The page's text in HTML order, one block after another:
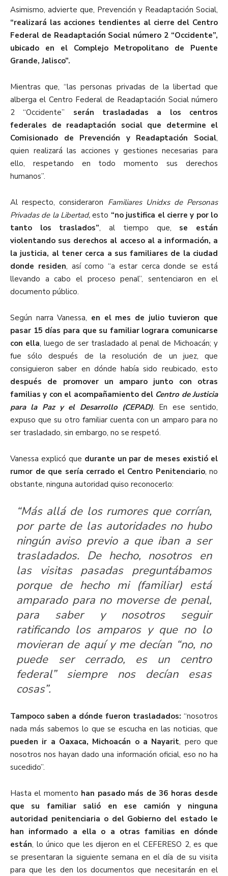
Asimismo, advierte que, Prevención y Readaptación Social,
“realizará las acciones tendientes al cierre del Centro
Federal de Readaptación Social número 2 “Occidente”,
ubicado en el Complejo Metropolitano de Puente
Grande, Jalisco”.
Mientras que, “las personas privadas de la libertad que
alberga el Centro Federal de Readaptación Social número
2 “Occidente” serán trasladadas a los centros
federales de readaptación social que determine el
Comisionado de Prevención y Readaptación Social,
quien realizará las acciones y gestiones necesarias para
ello, respetando en todo momento sus derechos
humanos”.
Al respecto, consideraron Familiares Unidxs de Personas
Privadas de la Libertad,esto “no justifica el cierre y por lo
tanto los traslados”, al tiempo que, se están
violentando sus derechos al acceso al a información, a
la justicia, al tener cerca a sus familiares de la ciudad
donde residen, así como “a estar cerca donde se está
llevando a cabo el proceso penal”, sentenciaron en el
documento público.
Según narra Vanessa, en el mes de julio tuvieron que
pasar 15 días para que su familiar lograra comunicarse
con ella, luego de ser trasladado al penal de Michoacán; y
fue sólo después de la resolución de un juez, que
consiguieron saber en dónde había sido reubicado, esto
después de promover un amparo junto con otras
familias y con el acompañamiento delCentro de Justicia
para la Paz y el Desarrollo (CEPAD). En ese sentido,
expuso que su otro familiar cuenta con un amparo para no
ser trasladado, sin embargo, no se respetó.
Vanessa explicó que durante un par de meses existió el
rumor de que sería cerrado el Centro Penitenciario, no
obstante, ninguna autoridad quiso reconocerlo:
“Más allá de los rumores que corrían,
por parte de las autoridades no hubo
ningún aviso previo a que iban a ser
trasladados. De hecho, nosotros en
las visitas pasadas preguntábamos
porque de hecho mi (familiar) está
amparado para no moverse de penal,
para saber y nosotros seguir
ratificando los amparos y que no lo
movieran de aquí y me decían “no, no
puede ser cerrado, es un centro
federal” siempre nos decían esas
cosas”.
Tampoco saben a dónde fueron trasladados: “nosotros
nada más sabemos lo que se escucha en las noticias, que
pueden ir a Oaxaca, Michoacán o a Nayarit, pero que
nosotros nos hayan dado una información oficial, eso no ha
sucedido”.
Hasta el momento han pasado más de 36 horas desde
que su familiar salió en ese camión y ninguna
autoridad penitenciaria o del Gobierno del estado le
han informado a ella o a otras familias en dónde
están, lo único que les dijeron en el CEFERESO 2, es que
se presentaran la siguiente semana en el día de su visita
para que les den los documentos que necesitarán en el